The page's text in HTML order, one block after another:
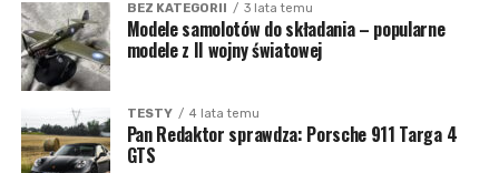
BEZ KATEGORII 3 lata temu
Modele samolotów do składania – popularne
modele z II wojny światowej
TESTY 4 lata temu
Pan Redaktor sprawdza: Porsche 911 Targa 4
GTS